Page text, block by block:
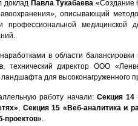
доклад Павла Тукабаева «Создание
описывающий
медицинской
в области балансировки
, технический директор ООО
для высоконагруженного
работу начали: Секция 14
, Секция 15 «Веб-аналитика и
проектов».